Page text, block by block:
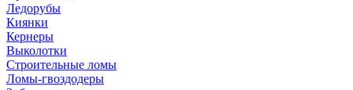
Ледорубы
Киянки
Кернеры
Выколотки
Строительные ломы
Ломы-гвоздодеры